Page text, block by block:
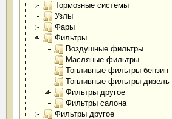
Тормозные системы
Узлы
Фары
Фильтры
Воздушные фильтры
Масляные фильтры
Топливные фильтры бензин
Топливные фильтры дизель
Фильтры другое
Фильтры салона
Фильтры другое